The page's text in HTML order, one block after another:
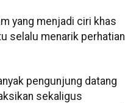
yang menjadi ciri khas
selalu menarik perhatian
pengunjung datang
sekaligus